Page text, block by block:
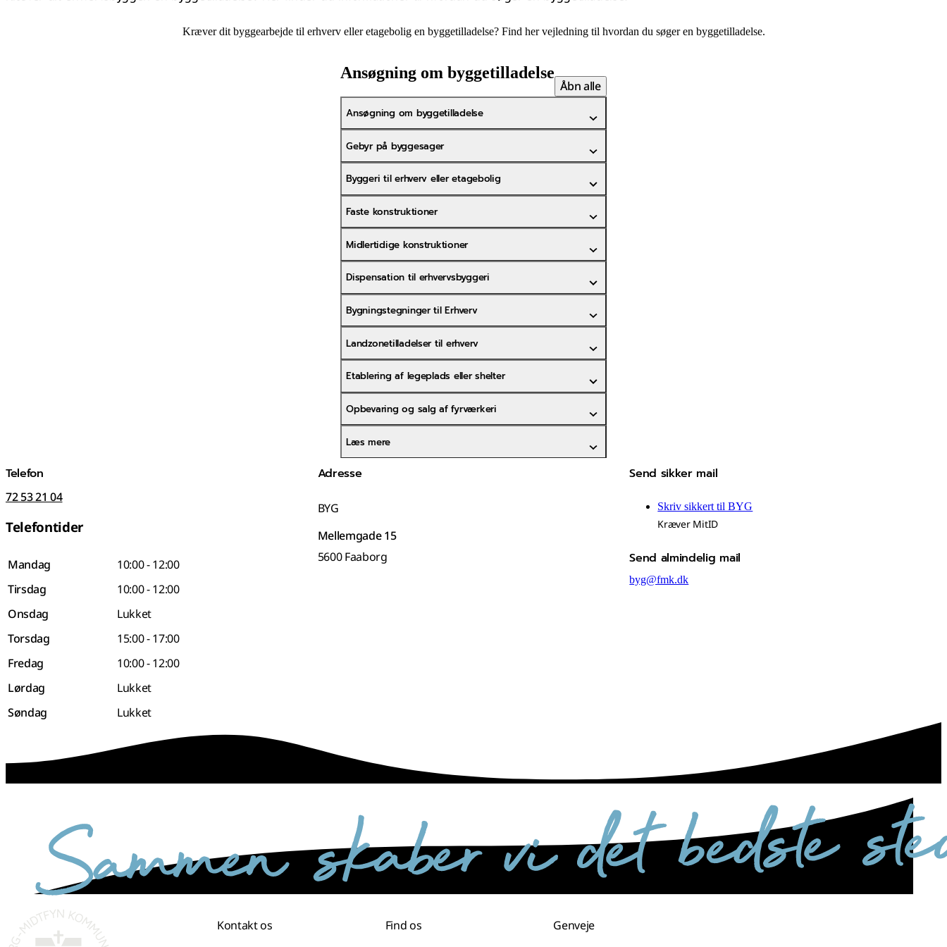
Kræver dit byggearbejde til erhverv eller etagebolig en byggetilladelse? Find her vejledning til hvordan du søger en byggetilladelse.
Ansøgning om byggetilladelse
Åbn alle
Ansøgning om byggetilladelse
Gebyr på byggesager
Byggeri til erhverv eller etagebolig
Faste konstruktioner
Midlertidige konstruktioner
Dispensation til erhvervsbyggeri
Bygningstegninger til Erhverv
Landzonetilladelser til erhverv
Etablering af legeplads eller shelter
Opbevaring og salg af fyrværkeri
Læs mere
Telefon
72 53 21 04
Telefontider
Mandag
10:00 - 12:00
Tirsdag
10:00 - 12:00
Onsdag
Lukket
Torsdag
15:00 - 17:00
Fredag
10:00 - 12:00
Lørdag
Lukket
Søndag
Lukket
Adresse
BYG
Mellemgade 15
5600 Faaborg
Send sikker mail
Skriv sikkert til BYG
Kræver MitID
Send almindelig mail
byg@fmk.dk
Kontakt os
Find os
Genveje